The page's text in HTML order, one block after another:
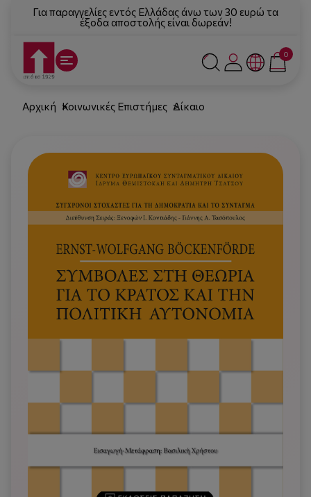
Για παραγγελίες εντός Ελλάδας άνω των 30 ευρώ τα
έξοδα αποστολής είναι δωρεάν!
0
Αρχική Κοινωνικές Επιστήμες Δίκαιο